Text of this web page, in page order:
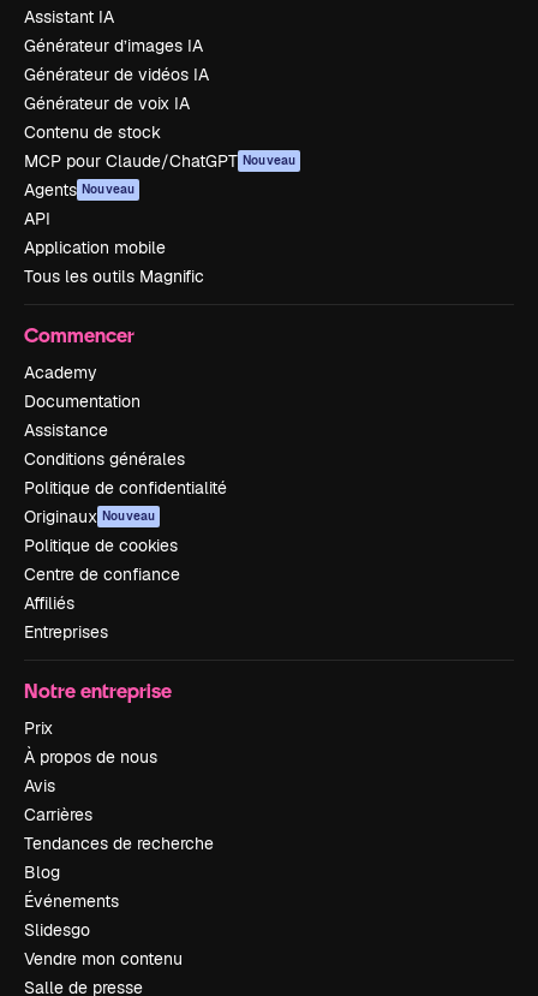
Assistant IA
Générateur d’images IA
Générateur de vidéos IA
Générateur de voix IA
Contenu de stock
MCP pour Claude/ChatGPT Nouveau
Agents Nouveau
API
Application mobile
Tous les outils Magnific
Commencer
Academy
Documentation
Assistance
Conditions générales
Politique de confidentialité
Originaux Nouveau
Politique de cookies
Centre de confiance
Affiliés
Entreprises
Notre entreprise
Prix
À propos de nous
Avis
Carrières
Tendances de recherche
Blog
Événements
Slidesgo
Vendre mon contenu
Salle de presse